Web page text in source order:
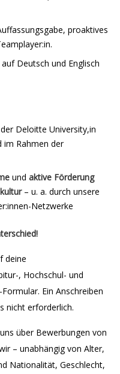
proaktives
auf Deutsch und Englisch
Deloitte University,in
im Rahmen der
und aktive Förderung
– u. a. durch unsere
Netzwerke
deine
, Hochschul- und
Ein Anschreiben
nicht erforderlich.
über Bewerbungen von
– unabhängig von Alter,
Nationalität, Geschlecht,